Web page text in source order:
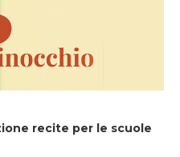
recite per le scuole